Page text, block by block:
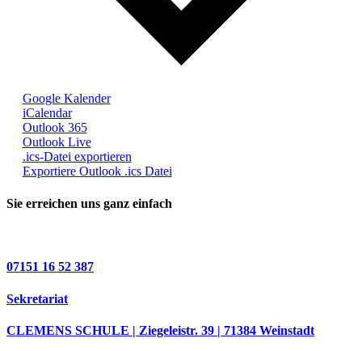
Google Kalender
iCalendar
Outlook 365
Outlook Live
.ics-Datei exportieren
Exportiere Outlook .ics Datei
Sie erreichen uns ganz einfach
07151 16 52 387
Sekretariat
CLEMENS SCHULE | Ziegeleistr. 39 | 71384 Weinstadt